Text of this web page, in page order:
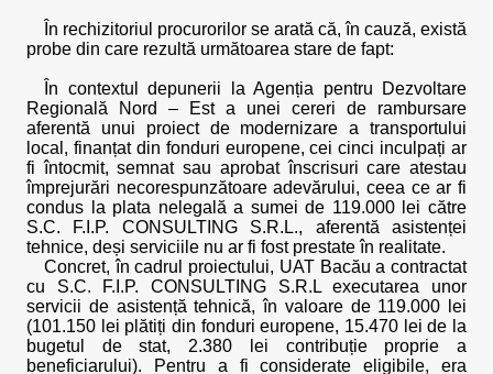
În rechizitoriul procurorilor se arată că, în cauză, există
probe din care rezultă următoarea stare de fapt:
În contextul depunerii la Agenția pentru Dezvoltare
Regională Nord – Est a unei cereri de rambursare
aferentă unui proiect de modernizare a transportului
local, finanțat din fonduri europene, cei cinci inculpați ar
fi întocmit, semnat sau aprobat înscrisuri care atestau
împrejurări necorespunzătoare adevărului, ceea ce ar fi
condus la plata nelegală a sumei de 119.000 lei către
S.C. F.I.P. CONSULTING S.R.L., aferentă asistenței
tehnice, deși serviciile nu ar fi fost prestate în realitate.
Concret, în cadrul proiectului, UAT Bacău a contractat
cu S.C. F.I.P. CONSULTING S.R.L executarea unor
servicii de asistență tehnică, în valoare de 119.000 lei
(101.150 lei plătiți din fonduri europene, 15.470 lei de la
bugetul de stat, 2.380 lei contribuție proprie a
beneficiarului). Pentru a fi considerate eligibile, era